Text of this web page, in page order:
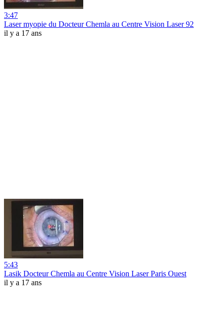
3:47
Laser myopie du Docteur Chemla au Centre Vision Laser 92
il y a 17 ans
5:43
Lasik Docteur Chemla au Centre Vision Laser Paris Ouest
il y a 17 ans